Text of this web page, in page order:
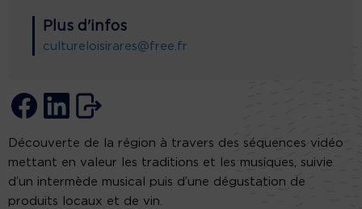
Plus d'infos
cultureloisirares@free.fr
Découverte de la région à travers des séquences vidéo
mettant en valeur les traditions et les musiques, suivie
d’un intermède musical puis d’une dégustation de
produits locaux et de vin.